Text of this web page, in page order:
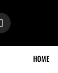
HOME